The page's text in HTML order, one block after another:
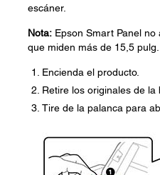
escáner.
Nota: Epson Smart Panel
que miden más de 15,5 pulg.
Encienda el producto.
Retire los originales de la
Tire de la palanca para